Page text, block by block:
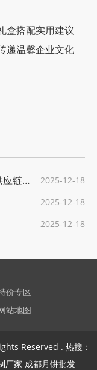
盒搭配实用建议
递温馨企业文化
新员工入职大礼包怎么定制？礼礼桃供应链给 2025-12-18
2025-12-18
2025-12-18
价专区
站地图
Reserved . 热搜：
厂家 成都月饼批发